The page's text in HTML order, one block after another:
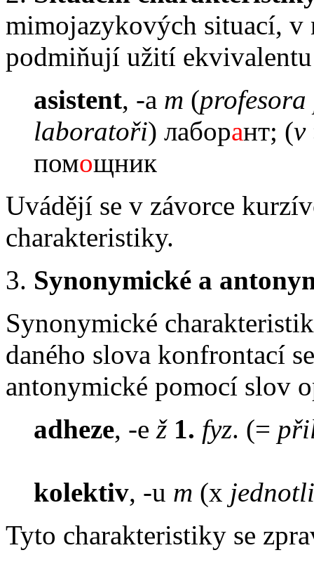
mimojazykových situací, v
podmiňují užití
asistent, -a m (
laboratoři) лаборант; (v
помощник
Uvádějí se v závorce
charakteristiky.
3. Synonymické a
Synonymické
daného slova konfrontací
antonymické pomocí slov
adheze, -e ž 1. fyz. (=
kolektiv, -u m (x
Tyto charakteristiky se